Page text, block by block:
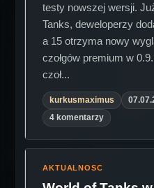
testy nowszej wersji.
Tanks, deweloperzy
a 15 otrzyma nowy
czołgów premium w
czoł...
kurkusmaximus
4 komentarzy
AKTUALNOSC